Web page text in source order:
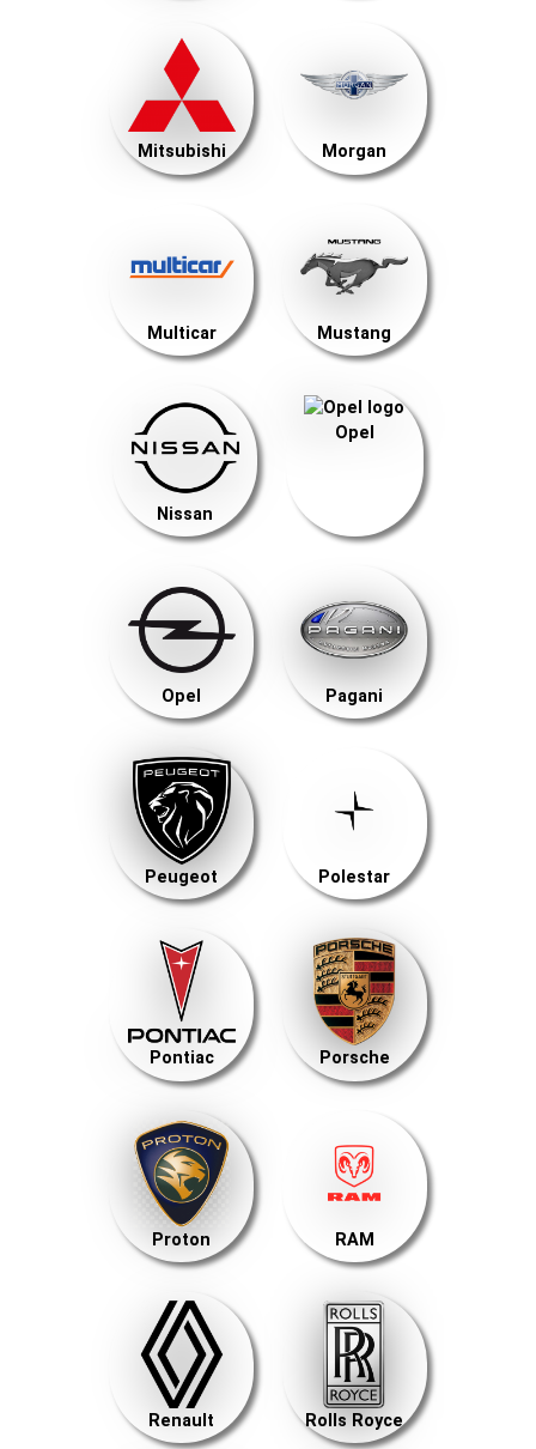
Mitsubishi Morgan
Multicar Mustang
Nissan
Opel
Opel Pagani
Peugeot Polestar
Pontiac Porsche
Proton RAM
Renault Rolls Royce